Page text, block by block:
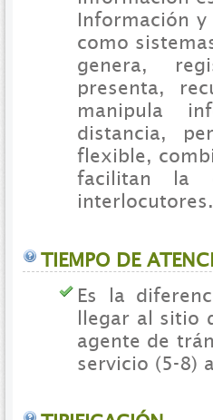
Información y
como
genera,
presenta,
manipula
distancia,
flexible,
facilitan la
interlocutores.
TIEMPO DE
Es la
llegar al sitio
agente de
servicio (5-8)